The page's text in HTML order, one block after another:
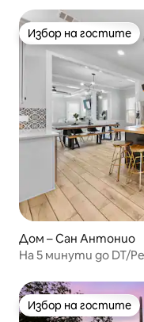
Избор на гостите
Избор на гостите
Дом – Сан Антонио
На 5 минути до DT/
Избор на гостите
Избор на гостите